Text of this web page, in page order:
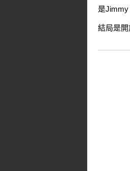
是Jimmy
結局是